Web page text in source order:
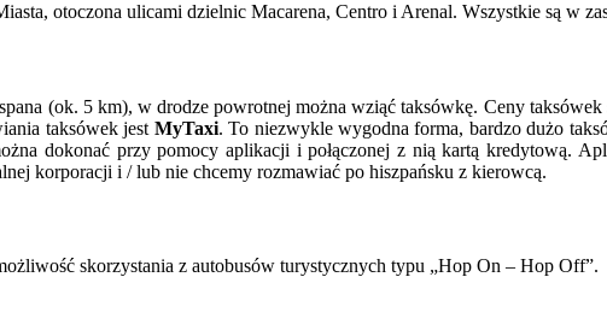
otoczona ulicami dzielnic Macarena, Centro i Arenal. Wszystkie są w
(ok. 5 km), w drodze powrotnej można wziąć taksówkę. Ceny
taksówek jest MyTaxi. To niezwykle wygodna forma, bardzo dużo
dokonać przy pomocy aplikacji i połączonej z nią kartą kredytową.
korporacji i / lub nie chcemy rozmawiać po hiszpańsku z kierowcą.
skorzystania z autobusów turystycznych typu „Hop On – Hop Off”.